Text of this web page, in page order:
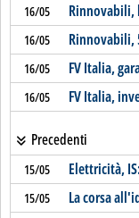
16/05 Rinnovabili,
16/05 Rinnovabili,
16/05 FV Italia,
16/05 FV Italia,
Precedenti
15/05 Elettricità,
15/05 La corsa